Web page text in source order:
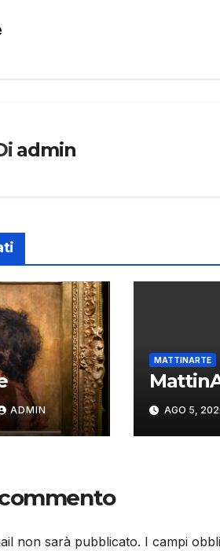
admin
ADMIN
MATTINARTE
AGO 5,
non sarà pubblicato. I campi